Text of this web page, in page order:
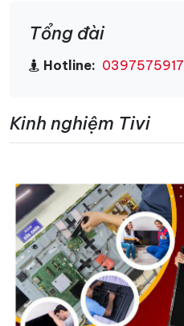
Tổng đài
Hotline: 0397575917
Kinh nghiệm Tivi